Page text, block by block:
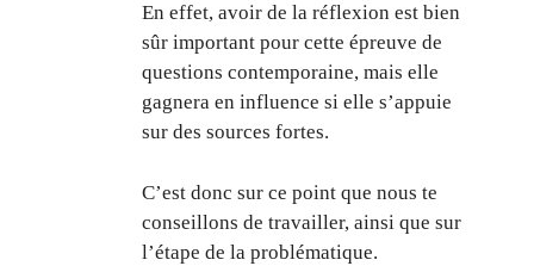
En effet, avoir de la réflexion est bien
sûr important pour cette épreuve de
questions contemporaine, mais elle
gagnera en influence si elle s’appuie
sur des sources fortes.
C’est donc sur ce point que nous te
conseillons de travailler, ainsi que sur
l’étape de la problématique.